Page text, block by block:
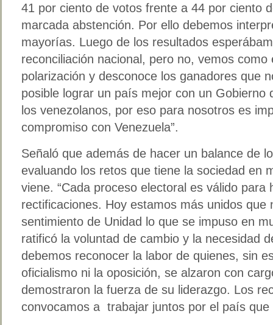
41 por ciento de votos frente a 44 por ciento
marcada abstención. Por ello debemos
mayorías. Luego de los resultados
reconciliación nacional, pero no, vemos
polarización y desconoce los ganadores que
posible lograr un país mejor con un Gobierno
los venezolanos, por eso para nosotros es
compromiso con Venezuela”.
Señaló que además de hacer un balance de
evaluando los retos que tiene la sociedad en
viene. “Cada proceso electoral es válido para
rectificaciones. Hoy estamos más unidos que
sentimiento de Unidad lo que se impuso en
ratificó la voluntad de cambio y la necesidad
debemos reconocer la labor de quienes, sin
oficialismo ni la oposición, se alzaron con
demostraron la fuerza de su liderazgo. Los
convocamos a trabajar juntos por el país que